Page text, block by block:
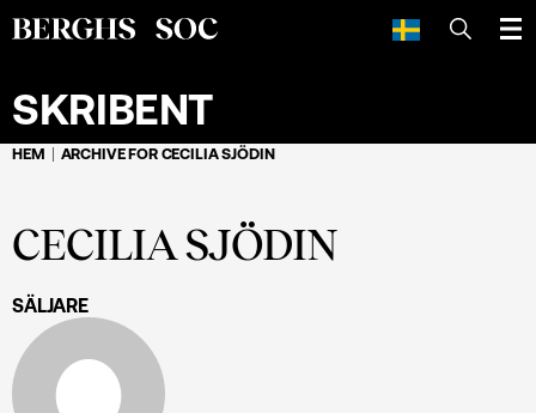
SÖK
SKRIBENT
HEM ARCHIVE FOR CECILIA SJÖDIN
CECILIA SJÖDIN
SÄLJARE